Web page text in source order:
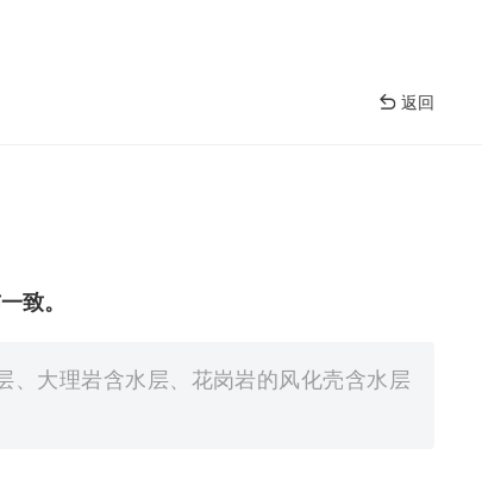
返回
致。
大理岩含水层、花岗岩的风化壳含水层